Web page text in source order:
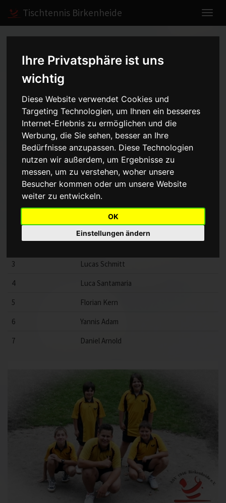
Ihre Privatsphäre ist uns
wichtig
Diese Website verwendet Cookies und
Targeting Technologien, um Ihnen ein besseres
Internet-Erlebnis zu ermöglichen und die
Werbung, die Sie sehen, besser an Ihre
Bedürfnisse anzupassen. Diese Technologien
nutzen wir außerdem, um Ergebnisse zu
messen, um zu verstehen, woher unsere
Besucher kommen oder um unsere Website
weiter zu entwickeln.
OK
Einstellungen ändern
Tischtennis Birkenheide
Schüler I - Kreisliga Gr.2 -
2007/2008
Mannschaft Saison
Aufstellung
Punkt
Name
Lars Rupprecht
3
Lucas Schmitt
4
Luca Santamaria
5
Florian Kern
6
Yannis Adam
7
Daniel Arnold